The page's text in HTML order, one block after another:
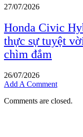
27/07/2026
Honda Civic
thực sự tuyệt
chìm đắm
26/07/2026
Add A Comment
Comments are closed.